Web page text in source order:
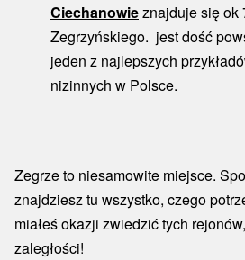
Ciechanowieznajduje się ok
Zegrzyńskiego. jest dość
jeden z najlepszych
nizinnych w Polsce.
Zegrze to niesamowite miejsce.
znajdziesz tu wszystko, czego
miałeś okazji zwiedzić tych
zaległości!